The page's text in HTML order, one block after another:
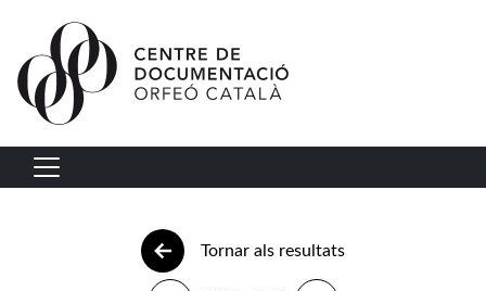
Vés al contingut
Navegació principal
Tornar als resultats